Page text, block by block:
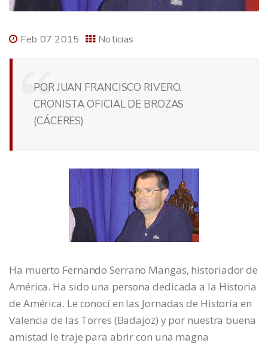
Feb 07 2015 Noticias
POR JUAN FRANCISCO RIVERO.
CRONISTA OFICIAL DE BROZAS
(CÁCERES)
Ha muerto Fernando Serrano Mangas, historiador de
América. Ha sido una persona dedicada a la Historia
de América. Le conocí en las Jornadas de Historia en
Valencia de las Torres (Badajoz) y por nuestra buena
amistad le traje para abrir con una magna